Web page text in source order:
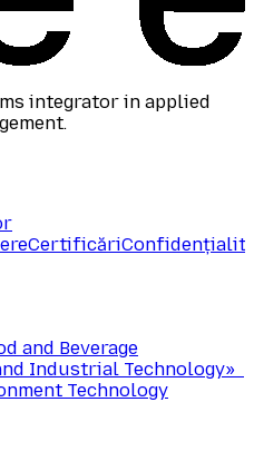
integrator in applied
Certificări
and Beverage
Industrial Technology»
Technology